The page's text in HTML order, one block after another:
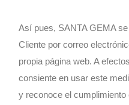
Así pues, SANTA GEMA
Cliente por correo
propia página web. A
consiente en usar este
y reconoce el